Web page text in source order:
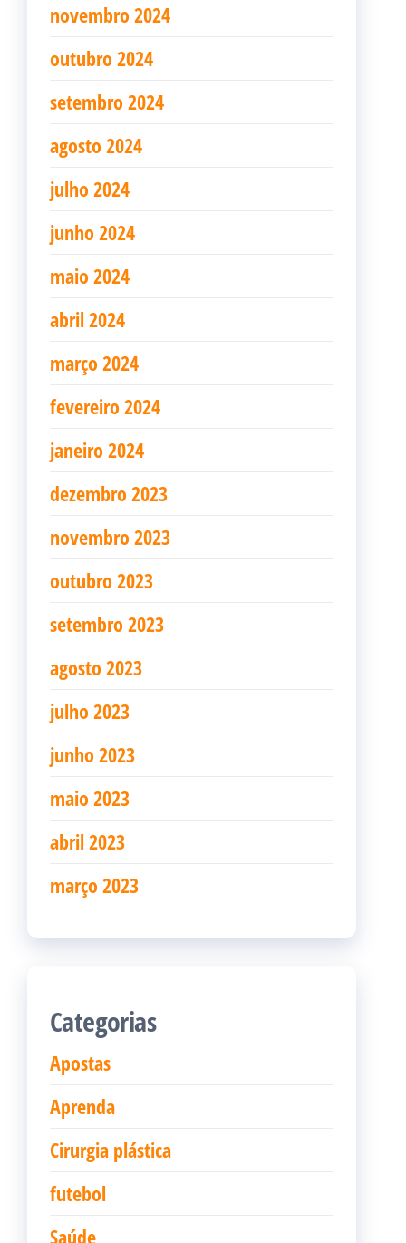
novembro 2024
outubro 2024
setembro 2024
agosto 2024
julho 2024
junho 2024
maio 2024
abril 2024
março 2024
fevereiro 2024
janeiro 2024
dezembro 2023
novembro 2023
outubro 2023
setembro 2023
agosto 2023
julho 2023
junho 2023
maio 2023
abril 2023
março 2023
Categorias
Apostas
Aprenda
Cirurgia plástica
futebol
Saúde